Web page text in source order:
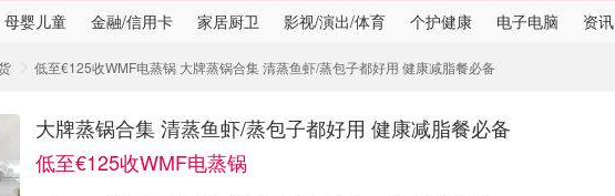
母婴儿童 金融/信用卡 家居厨卫 影视/演出/体育 个护健康 电子电脑 资讯
低至€125收WMF电蒸锅 大牌蒸锅合集 清蒸鱼虾/蒸包子都好用 健康减脂餐必备
大牌蒸锅合集 清蒸鱼虾/蒸包子都好用 健康减脂餐必备
低至€125收WMF电蒸锅